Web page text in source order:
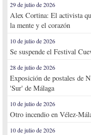
29 de julio de 2026
Alex Cortina: El activista
la mente y el corazón
10 de julio de 2026
Se suspende el Festival
28 de julio de 2026
Exposición de postales de
'Sur' de Málaga
10 de julio de 2026
Otro incendio en Vélez-
10 de julio de 2026